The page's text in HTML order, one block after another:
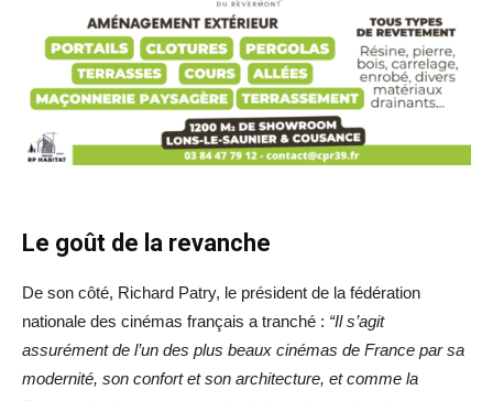
Le goût de la revanche
De son côté, Richard Patry, le président de la fédération
nationale des cinémas français a tranché : “Il s’agit
assurément de l’un des plus beaux cinémas de France par sa
modernité, son confort et son architecture, et comme la